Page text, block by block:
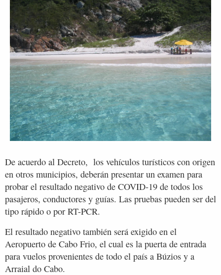
De acuerdo al Decreto, los vehículos turísticos con origen
en otros municipios, deberán presentar un examen para
probar el resultado negativo de COVID-19 de todos los
pasajeros, conductores y guías. Las pruebas pueden ser del
tipo rápido o por RT-PCR.
El resultado negativo también será exigido en el
Aeropuerto de Cabo Frio, el cual es la puerta de entrada
para vuelos provenientes de todo el país a Búzios y a
Arraial do Cabo.